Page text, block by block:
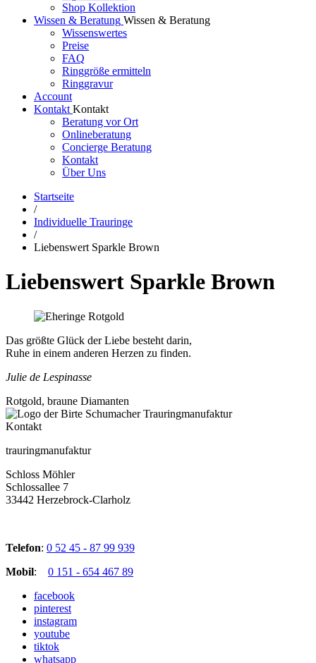
Shop Kollektion
Wissen & Beratung Wissen & Beratung
Wissenswertes
Preise
FAQ
Ringgröße ermitteln
Ringgravur
Account
Kontakt Kontakt
Beratung vor Ort
Onlineberatung
Concierge Beratung
Kontakt
Über Uns
Startseite
/
Individuelle Trauringe
/
Liebenswert Sparkle Brown
Liebenswert Sparkle Brown
Das größte Glück der Liebe besteht darin,
Ruhe in einem anderen Herzen zu finden.
Julie de Lespinasse
Rotgold, braune Diamanten
Kontakt
trauringmanufaktur
Schloss Möhler
Schlossallee 7
33442 Herzebrock-Clarholz
Telefon: 0 52 45 - 87 99 939
Mobil: 0 151 - 654 467 89
facebook
pinterest
instagram
youtube
tiktok
whatsapp